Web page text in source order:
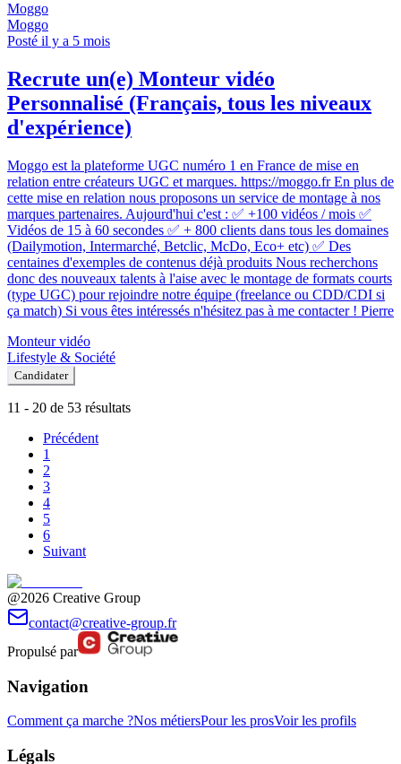
Moggo
Moggo
Posté il y a 5 mois
Recrute un(e) Monteur vidéo
Personnalisé (Français, tous les niveaux
d'expérience)
Moggo est la plateforme UGC numéro 1 en France de mise en
relation entre créateurs UGC et marques. https://moggo.fr En plus de
cette mise en relation nous proposons un service de montage à nos
marques partenaires. Aujourd'hui c'est : ✅ +100 vidéos / mois ✅
Vidéos de 15 à 60 secondes ✅ + 800 clients dans tous les domaines
(Dailymotion, Intermarché, Betclic, McDo, Eco+ etc) ✅ Des
centaines d'exemples de contenus déjà produits Nous recherchons
donc des nouveaux talents à l'aise avec le montage de formats courts
(type UGC) pour rejoindre notre équipe (freelance ou CDD/CDI si
ça match) Si vous êtes intéressés n'hésitez pas à me contacter ! Pierre
Monteur vidéo
Lifestyle & Société
Candidater
11 - 20 de 53 résultats
Précédent
1
2
3
4
5
6
Suivant
@2026 Creative Group
contact@creative-group.fr
Propulsé par
Navigation
Comment ça marche ?Nos métiersPour les prosVoir les profils
Légals